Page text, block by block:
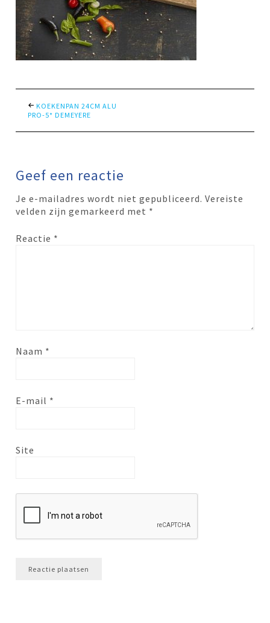
KOEKENPAN 24CM ALU
PRO-5* DEMEYERE
Geef een reactie
Je e-mailadres wordt niet gepubliceerd. Vereiste
velden zijn gemarkeerd met *
Reactie *
Naam *
E-mail *
Site